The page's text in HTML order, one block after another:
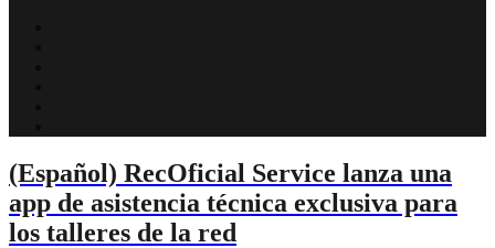
(Español) RecOficial Service lanza una
app de asistencia técnica exclusiva para
los talleres de la red